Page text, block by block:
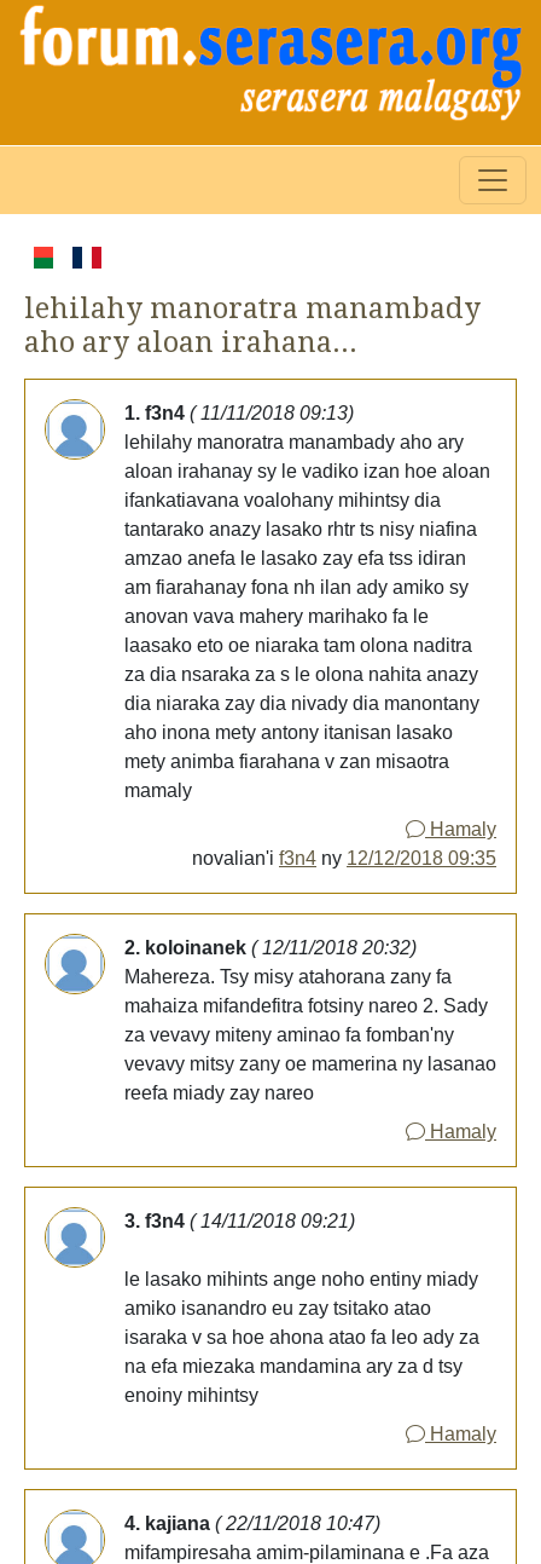
lehilahy manoratra manambady
aho ary aloan irahana...
1. f3n4 ( 11/11/2018 09:13)
lehilahy manoratra manambady aho ary
aloan irahanay sy le vadiko izan hoe aloan
ifankatiavana voalohany mihintsy dia
tantarako anazy lasako rhtr ts nisy niafina
amzao anefa le lasako zay efa tss idiran
am fiarahanay fona nh ilan ady amiko sy
anovan vava mahery marihako fa le
laasako eto oe niaraka tam olona naditra
za dia nsaraka za s le olona nahita anazy
dia niaraka zay dia nivady dia manontany
aho inona mety antony itanisan lasako
mety animba fiarahana v zan misaotra
mamaly
Hamaly
novalian'i f3n4 ny 12/12/2018 09:35
2. koloinanek ( 12/11/2018 20:32)
Mahereza. Tsy misy atahorana zany fa
mahaiza mifandefitra fotsiny nareo 2. Sady
za vevavy miteny aminao fa fomban'ny
vevavy mitsy zany oe mamerina ny lasanao
reefa miady zay nareo
Hamaly
3. f3n4 ( 14/11/2018 09:21)
le lasako mihints ange noho entiny miady
amiko isanandro eu zay tsitako atao
isaraka v sa hoe ahona atao fa leo ady za
na efa miezaka mandamina ary za d tsy
enoiny mihintsy
Hamaly
4. kajiana ( 22/11/2018 10:47)
mifampiresaha amim-pilaminana e .Fa aza